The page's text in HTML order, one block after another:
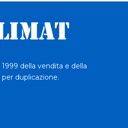
della vendita e della
duplicazione.